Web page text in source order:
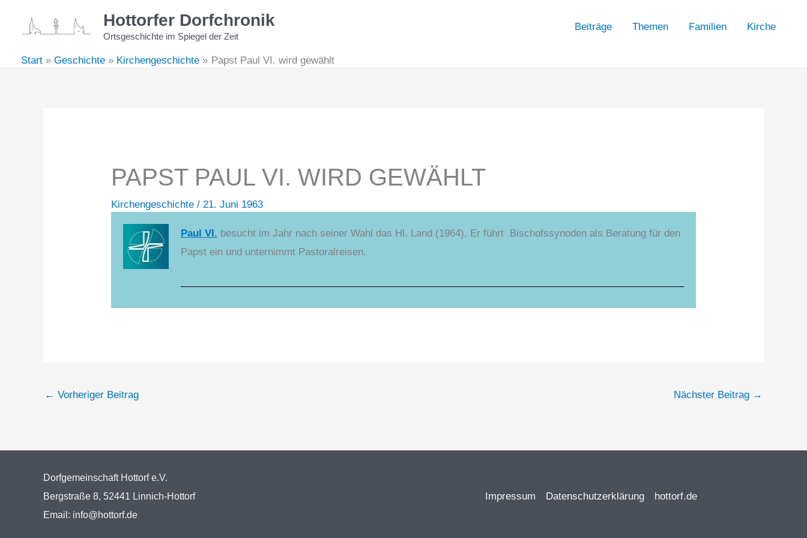
Hottorfer Dorfchronik
Ortsgeschichte im Spiegel der Zeit
Beiträge Themen Familien Kirche
Start Geschichte Kirchengeschichte Papst Paul VI. wird gewählt
PAPST PAUL VI. WIRD GEWÄHLT
Kirchengeschichte / 21. Juni 1963
Paul VI. besucht im Jahr nach seiner Wahl das Hl. Land (1964). Er führt Bischofssynoden als Beratung für den
Papst ein und unternimmt Pastoralreisen.
← Vorheriger Beitrag Nächster Beitrag →
Dorfgemeinschaft Hottorf e.V.
Bergstraße 8, 52441 Linnich-Hottorf
Email: info@hottorf.de
Impressum Datenschutzerklärung hottorf.de